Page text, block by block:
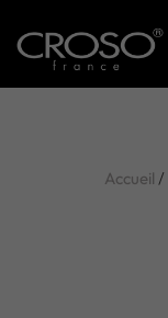
Accueil /